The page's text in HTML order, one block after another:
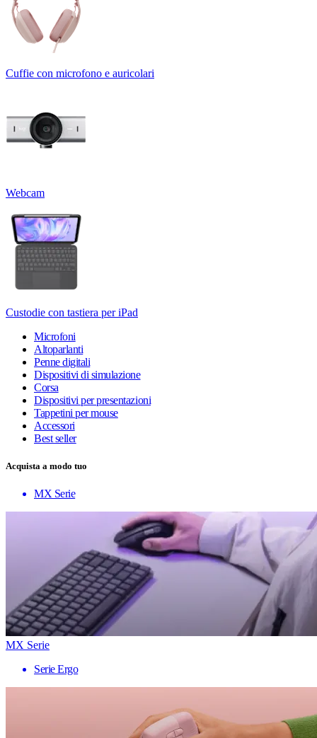
Cuffie con microfono e auricolari
Webcam
Custodie con tastiera per iPad
Microfoni
Altoparlanti
Penne digitali
Dispositivi di simulazione
Corsa
Dispositivi per presentazioni
Tappetini per mouse
Accessori
Best seller
Acquista a modo tuo
MX Serie
MX Serie
Serie Ergo